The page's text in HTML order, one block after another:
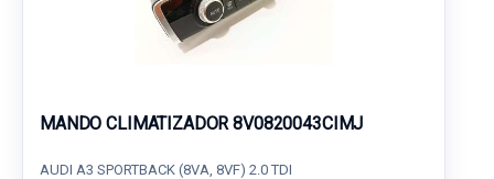
MANDO CLIMATIZADOR 8V0820043CIMJ
AUDI A3 SPORTBACK (8VA, 8VF) 2.0 TDI